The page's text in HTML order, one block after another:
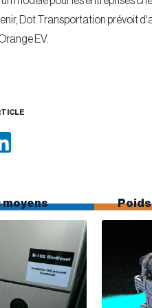
Dot Transportation prévoit
EV.
moyens